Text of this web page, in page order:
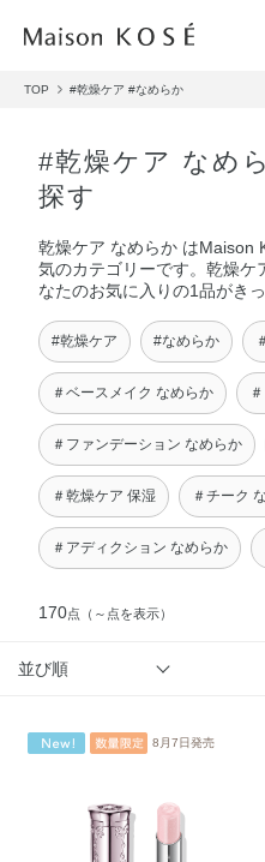
TOP #乾燥ケア #なめらか
#乾燥ケア なめ
探す
乾燥ケア なめらか はMaison
気のカテゴリーです。乾燥ケ
なたのお気に入りの1品がき
#乾燥ケア #なめらか
＃ベースメイク なめらか
＃ファンデーション なめらか
＃乾燥ケア 保湿 ＃チーク
＃アディクション なめらか
170点 （～点を表示）
並び順
8月7日発売